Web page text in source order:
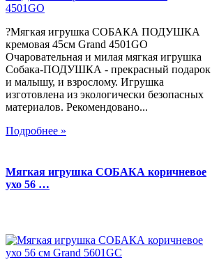
?Мягкая игрушка СОБАКА ПОДУШКА
кремовая 45см Grand 4501GO
Очаровательная и милая мягкая игрушка
Собака-ПОДУШКА - прекрасный подарок
и малышу, и взрослому. Игрушка
изготовлена из экологически безопасных
материалов. Рекомендовано...
Подробнее »
Мягкая игрушка СОБАКА коричневое
ухо 56 …